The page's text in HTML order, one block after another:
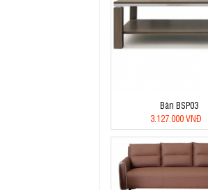
Bàn BSP03
3.127.000 VNĐ